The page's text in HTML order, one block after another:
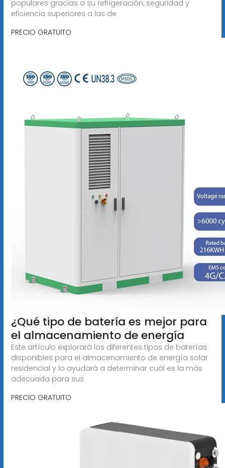
populares gracias a su refrigeración, seguridad y
eficiencia superiores a las de
PRECIO GRATUITO
¿Qué tipo de batería es mejor para
el almacenamiento de energía
Este artículo explorará los diferentes tipos de baterías
disponibles para el almacenamiento de energía solar
residencial y lo ayudará a determinar cuál es la más
adecuada para sus
PRECIO GRATUITO